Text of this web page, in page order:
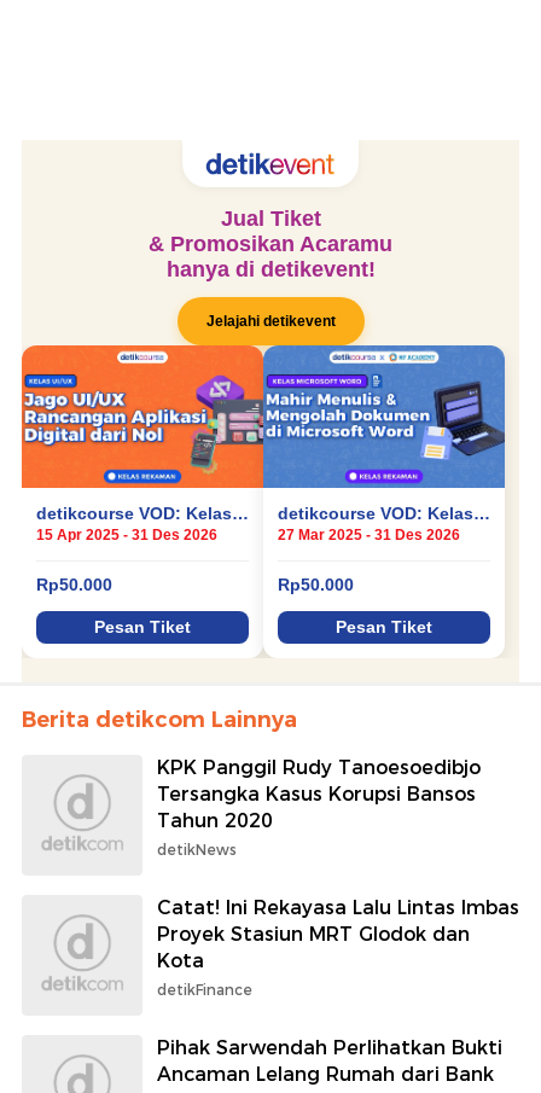
Berita detikcom Lainnya
KPK Panggil Rudy Tanoesoedibjo
Tersangka Kasus Korupsi Bansos
Tahun 2020
detikNews
Catat! Ini Rekayasa Lalu Lintas Imbas
Proyek Stasiun MRT Glodok dan
Kota
detikFinance
Pihak Sarwendah Perlihatkan Bukti
Ancaman Lelang Rumah dari Bank